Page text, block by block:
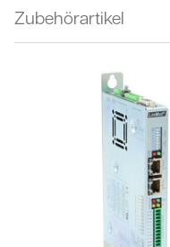
Zubehörartikel